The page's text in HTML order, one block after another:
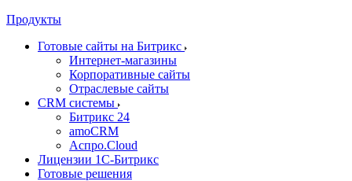
Продукты
Готовые сайты на Битрикс
Интернет-магазины
Корпоративные сайты
Отраслевые сайты
CRM системы
Битрикс 24
amoCRM
Аспро.Cloud
Лицензии 1С-Битрикс
Готовые решения